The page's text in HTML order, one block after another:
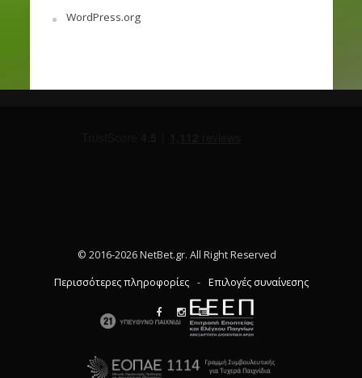
WordPress.org
© 2016-2026 NetBet.gr. All Right Reserved
Περισσότερες πληροφορίες
- Επιλογές συναίνεσης